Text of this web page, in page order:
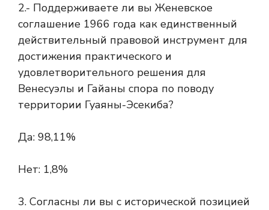
2.- Поддерживаете ли вы Женевское
соглашение 1966 года как единственный
действительный правовой инструмент для
достижения практического и
удовлетворительного решения для
Венесуэлы и Гайаны спора по поводу
территории Гуаяны-Эсекиба?
Да: 98,11%
Нет: 1,8%
3. Согласны ли вы с исторической позицией